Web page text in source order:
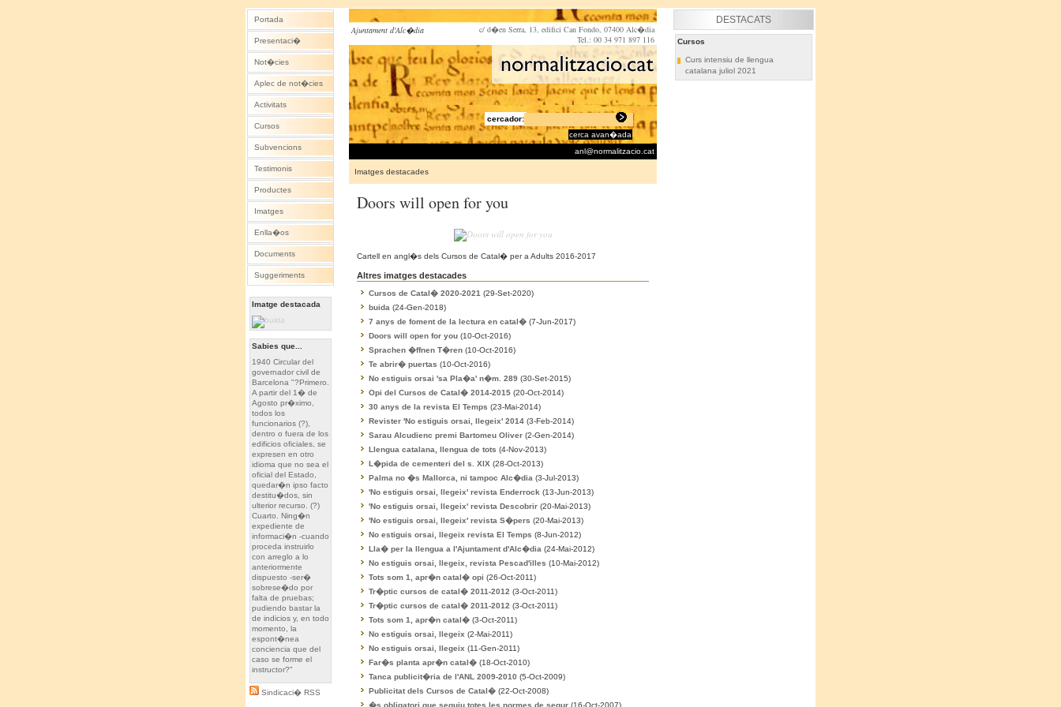
Portada
Presentaci�
Not�cies
Aplec de not�cies
Activitats
Cursos
Subvencions
Testimonis
Productes
Imatges
Enlla�os
Documents
Suggeriments
Imatge destacada
Sabies que...
1940 Circular del
governador civil de
Barcelona "?Primero.
A partir del 1� de
Agosto pr�ximo,
todos los
funcionarios (?),
dentro o fuera de los
edificios oficiales, se
expresen en otro
idioma que no sea el
oficial del Estado,
quedar�n ipso facto
destitu�dos, sin
ulterior recurso. (?)
Cuarto. Ning�n
expediente de
informaci�n -cuando
proceda instruirlo
con arreglo a lo
anteriormente
dispuesto -ser�
sobrese�do por
falta de pruebas;
pudiendo bastar la
de indicios y, en todo
momento, la
espont�nea
conciencia que del
caso se forme el
instructor?"
Sindicaci� RSS
cercador:
cerca avan�ada
Ajuntament d'Alc�dia
c/ d�en Serra, 13, edifici Can Fondo, 07400 Alc�dia
Tel.: 00 34 971 897 116
anl@normalitzacio.cat
Imatges destacades
Doors will open for you
Cartell en angl�s dels Cursos de Catal� per a Adults 2016-2017
Altres imatges destacades
Cursos de Catal� 2020-2021 (29-Set-2020)
buida (24-Gen-2018)
7 anys de foment de la lectura en catal� (7-Jun-2017)
Doors will open for you (10-Oct-2016)
Sprachen �ffnen T�ren (10-Oct-2016)
Te abrir� puertas (10-Oct-2016)
No estiguis orsai 'sa Pla�a' n�m. 289 (30-Set-2015)
Opi del Cursos de Catal� 2014-2015 (20-Oct-2014)
30 anys de la revista El Temps (23-Mai-2014)
Revister 'No estiguis orsai, llegeix' 2014 (3-Feb-2014)
Sarau Alcudienc premi Bartomeu Oliver (2-Gen-2014)
Llengua catalana, llengua de tots (4-Nov-2013)
L�pida de cementeri del s. XIX (28-Oct-2013)
Palma no �s Mallorca, ni tampoc Alc�dia (3-Jul-2013)
'No estiguis orsai, llegeix' revista Enderrock (13-Jun-2013)
'No estiguis orsai, llegeix' revista Descobrir (20-Mai-2013)
'No estiguis orsai, llegeix' revista S�pers (20-Mai-2013)
No estiguis orsai, llegeix revista El Temps (8-Jun-2012)
Lla� per la llengua a l'Ajuntament d'Alc�dia (24-Mai-2012)
No estiguis orsai, llegeix, revista Pescad'illes (10-Mai-2012)
Tots som 1, apr�n catal� opi (26-Oct-2011)
Tr�ptic cursos de catal� 2011-2012 (3-Oct-2011)
Tr�ptic cursos de catal� 2011-2012 (3-Oct-2011)
Tots som 1, apr�n catal� (3-Oct-2011)
No estiguis orsai, llegeix (2-Mai-2011)
No estiguis orsai, llegeix (11-Gen-2011)
Far�s planta apr�n catal� (18-Oct-2010)
Tanca publicit�ria de l'ANL 2009-2010 (5-Oct-2009)
Publicitat dels Cursos de Catal� (22-Oct-2008)
�s obligatori que seguiu totes les normes de segur (16-Oct-2007)
DESTACATS
Cursos
Curs intensiu de llengua
catalana juliol 2021